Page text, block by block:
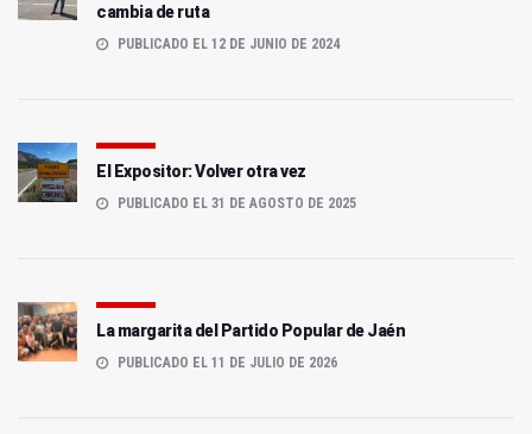
cambia de ruta
PUBLICADO EL 12 DE JUNIO DE 2024
El Expositor: Volver otra vez
PUBLICADO EL 31 DE AGOSTO DE 2025
La margarita del Partido Popular de Jaén
PUBLICADO EL 11 DE JULIO DE 2026